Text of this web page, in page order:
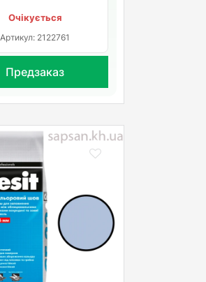
Очікується
Артикул: 2122761
Предзаказ